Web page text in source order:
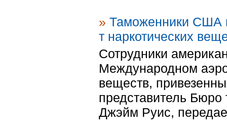
» Таможенники США
т наркотических
Сотрудники
Международном
веществ,
представитель
Джэйм Руис,